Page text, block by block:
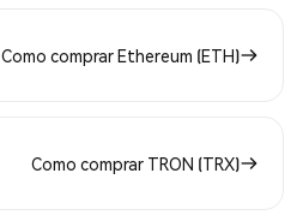
Como comprar Ethereum (ETH)
Como comprar TRON (TRX)